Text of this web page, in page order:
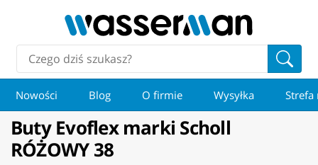
Nowości Blog O firmie Wysyłka Strefa
Buty Evoflex marki Scholl
RÓŻOWY 38